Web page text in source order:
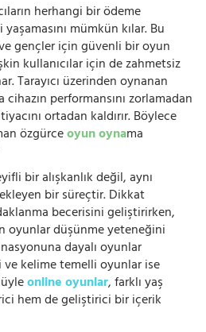
herhangi bir ödeme
mümkün kılar. Bu
gençler için güvenli bir oyun
kullanıcılar için de zahmetsiz
Tarayıcı üzerinden oynanan
performansını zorlamadan
ortadan kaldırır. Böylece
özgürceoyun oynama
bir alışkanlık değil, aynı
bir süreçtir. Dikkat
becerisini geliştirirken,
oyunlar düşünme yeteneğini
dayalı oyunlar
ve kelime temelli oyunlar ise
online oyunlar, farklı yaş
hem de geliştirici bir içerik